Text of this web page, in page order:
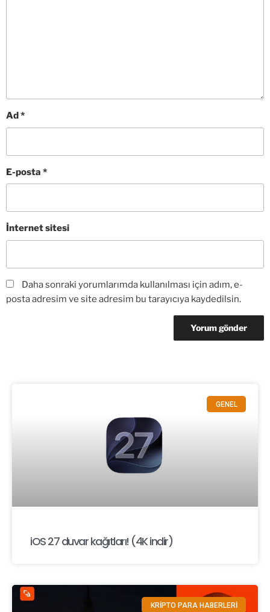
Ad *
E-posta *
İnternet sitesi
Daha sonraki yorumlarımda kullanılması için adım, e-
posta adresim ve site adresim bu tarayıcıya kaydedilsin.
GENEL
iOS 27 duvar kağıtları! (4K indir)
KRİPTO PARA HABERLERİ